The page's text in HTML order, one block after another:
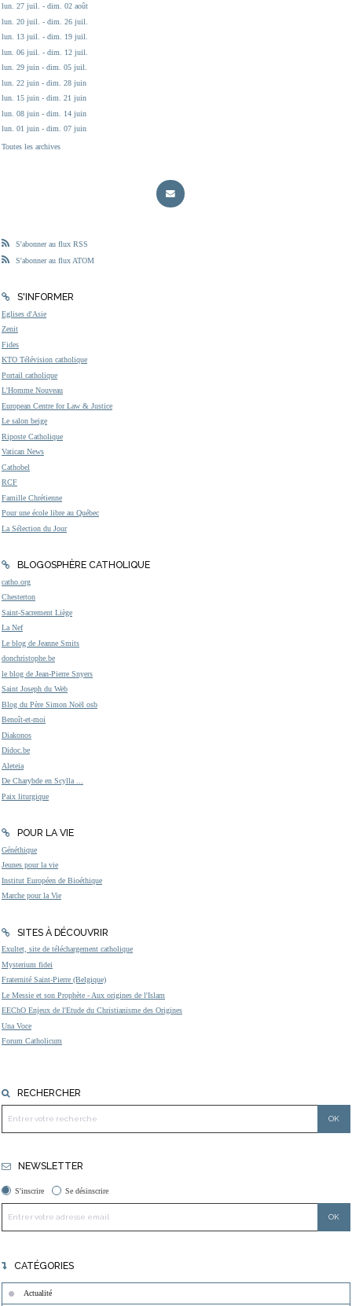
lun. 27 juil. - dim. 02 août
lun. 20 juil. - dim. 26 juil.
lun. 13 juil. - dim. 19 juil.
lun. 06 juil. - dim. 12 juil.
lun. 29 juin - dim. 05 juil.
lun. 22 juin - dim. 28 juin
lun. 15 juin - dim. 21 juin
lun. 08 juin - dim. 14 juin
lun. 01 juin - dim. 07 juin
Toutes les archives
S'abonner au flux RSS
S'abonner au flux ATOM
S'INFORMER
Eglises d'Asie
Zenit
Fides
KTO Télévision catholique
Portail catholique
L'Homme Nouveau
European Centre for Law & Justice
Le salon beige
Riposte Catholique
Vatican News
Cathobel
RCF
Famille Chrétienne
Pour une école libre au Québec
La Sélection du Jour
BLOGOSPHÈRE CATHOLIQUE
catho.org
Chesterton
Saint-Sacrement Liège
La Nef
Le blog de Jeanne Smits
donchristophe.be
le blog de Jean-Pierre Snyers
Saint Joseph du Web
Blog du Père Simon Noël osb
Benoît-et-moi
Diakonos
Didoc.be
Aleteia
De Charybde en Scylla ...
Paix liturgique
POUR LA VIE
Généthique
Jeunes pour la vie
Institut Européen de Bioéthique
Marche pour la Vie
SITES À DÉCOUVRIR
Exultet, site de téléchargement catholique
Mysterium fidei
Fraternité Saint-Pierre (Belgique)
Le Messie et son Prophète - Aux origines de l'Islam
EEChO Enjeux de l'Etude du Christianisme des Origines
Una Voce
Forum Catholicum
RECHERCHER
NEWSLETTER
S'inscrire Se désinscrire
CATÉGORIES
Actualité